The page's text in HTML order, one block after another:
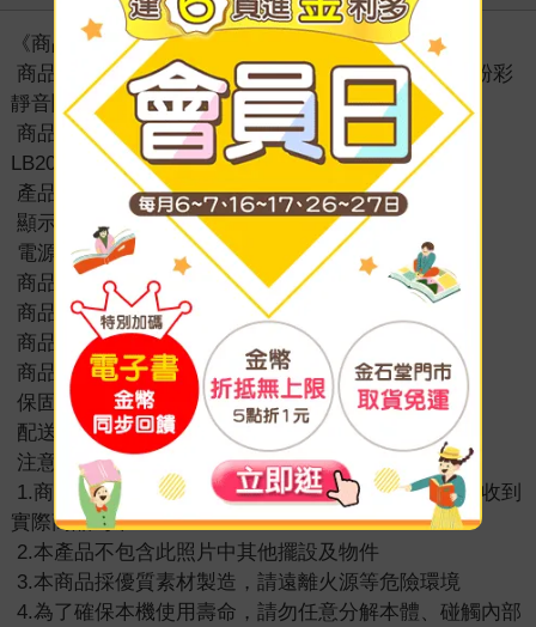
《商品規格》
商品名稱：【LIBERTY利百代】方方正正-中型凸字粉彩
靜音鬧鐘 LB-2012
商品型號：FED-LB2012w、FED-LB2012g、FED-
LB2012b
產品顏色：白色／綠色／黑色
顯示方式：指針式
電源：3號AA電池1顆(另購)
商品尺寸：135*38*158mm
商品重量：250g±3%
商品材質：ABS塑料
商品產地：中國
保固期限：新品瑕疵
配送範圍：限台灣本島
注意事項：
1.商品圖檔顏色因電腦螢幕設定差異會略有不同，以收到
實際商品為準
2.本產品不包含此照片中其他擺設及物件
3.本商品採優質素材製造，請遠離火源等危險環境
4.為了確保本機使用壽命，請勿任意分解本體、碰觸內部